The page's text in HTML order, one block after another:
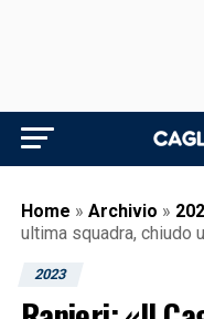
Home » Archivio »
ultima squadra, chiudo
2023